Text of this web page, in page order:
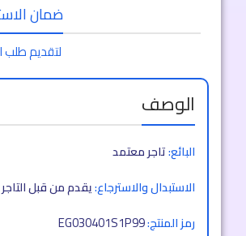
ضمان
لتقديم طلب
الوصف
البائع:تاجر معتمد
الاستبدال والاسترجاع:يقدم من قبل
رمز المنتج:EG030401S1P99